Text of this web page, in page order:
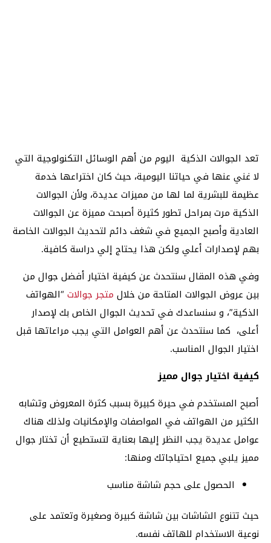
تعد الجوالات الذكية اليوم من أهم الوسائل التكنولوجية التي
لا غني عنها في حياتنا اليومية، حيث كان اختراعها خدمة
عظيمة للبشرية لما لها من مميزات عديدة، ولأن الجوالات
الذكية مرت بمراحل تطور كثيرة أصبحت مميزة عن الجوالات
العادية وأصبح الجميع في شغف دائم لتحديث الجوالات الخاصة
بهم لإصدارات أعلي ولكن هذا يحتاج إلي دراسة كافية.
وفي هذه المقال سنتحدث عن كيفية اختيار أفضل جوال من
بين عروض الجوالات المتاحة من خلال متجر جوالات“الهواتف
الذكية”، و سنساعدك في تحديث الجوال الخاص بك لإصدار
أعلى، كما سنتحدث عن أهم العوامل التي يجب مراعاتها قبل
اختيار الجوال المناسب.
كيفية اختيار جوال مميز
أصبح المستخدم في حيرة كبيرة بسبب كثرة المعروض وتشابه
الكثير من الهواتف في المواصفات والإمكانيات ولذلك هناك
عوامل عديدة يجب النظر إليها بعناية لتستطيع أن تختار جوال
مميز يلبي جميع احتياجاتك ومنها:
الحصول على حجم شاشة مناسب
حيث تتنوع الشاشات بين شاشة كبيرة وصغيرة وتعتمد على
نوعية الاستخدام للهاتف نفسه.